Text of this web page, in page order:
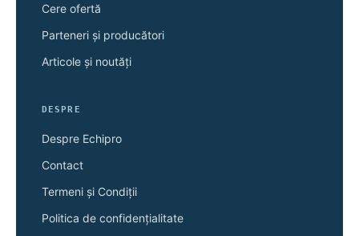
Cere ofertă
Parteneri și producători
Articole și noutăți
DESPRE
Despre Echipro
Contact
Termeni și Condiții
Politica de confidențialitate